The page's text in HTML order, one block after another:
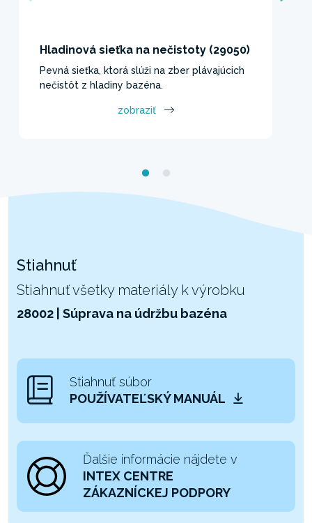
Hladinová sieťka na nečistoty (29050)
Pevná sieťka, ktorá slúži na zber plávajúcich
nečistôt z hladiny bazéna.
zobraziť
Stiahnuť
Stiahnuť všetky materiály k výrobku
28002 | Súprava na údržbu bazéna
Stiahnuť súbor
POUŽÍVATEĽSKÝ MANUÁL
Ďalšie informácie nájdete v
INTEX CENTRE
ZÁKAZNÍCKEJ PODPORY